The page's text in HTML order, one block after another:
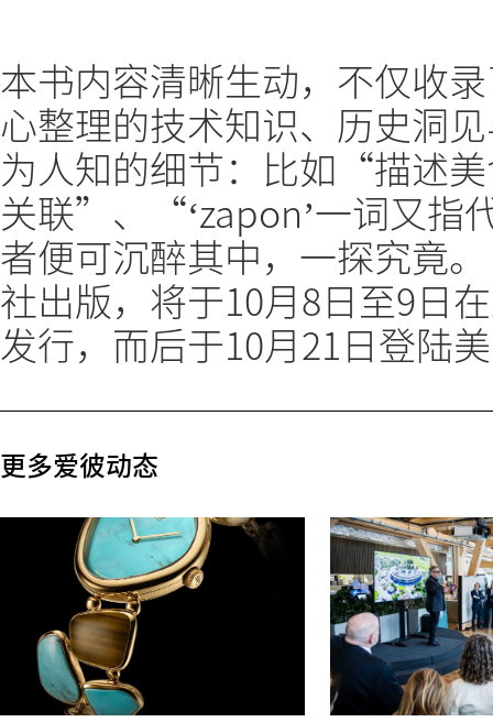
本书内容清晰生动，不仅收
心整理的技术知识、历史洞
为人知的细节：比如“描述
关联”、“‘zapon’一词又
者便可沉醉其中，一探究竟
社出版，将于10月8日至9日
发行，而后于10月21日登陆
更多爱彼动态